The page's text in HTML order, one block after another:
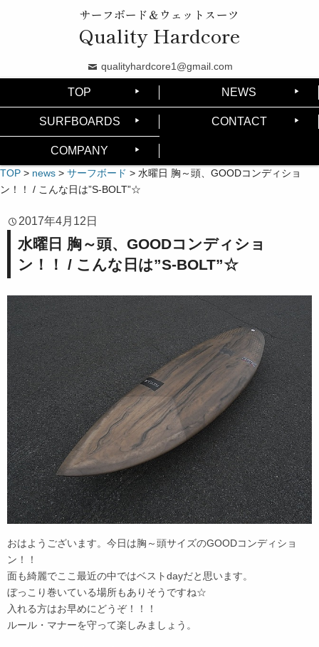
サーフボード＆ウェットスーツ
Quality Hardcore
qualityhardcore1@gmail.com
TOP NEWS
SURFBOARDS CONTACT
COMPANY
TOP > news > サーフボード > 水曜日 胸～頭、GOODコンディショ
ン！！ / こんな日は”S-BOLT”☆
2017年4月12日
水曜日 胸～頭、GOODコンディショ
ン！！ / こんな日は”S-BOLT”☆
おはようございます。今日は胸～頭サイズのGOODコンディショ
ン！！
面も綺麗でここ最近の中ではベストdayだと思います。
ぼっこり巻いている場所もありそうですね☆
入れる方はお早めにどうぞ！！！
ルール・マナーを守って楽しみましょう。